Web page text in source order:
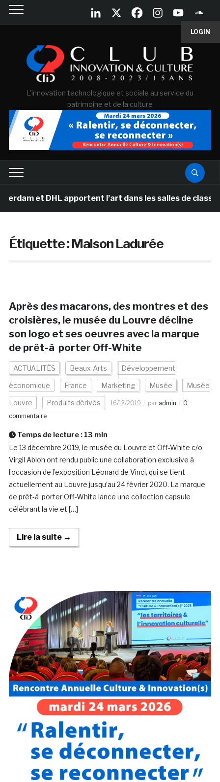
LOGIN
L'innovation technologique et sociale au service du
patrimoine et de la culture
et DHL apportent l’art dans les salles de classe
Étiquette :Maison Ladurée
Après des macarons, des montres et des
croisières, le musée du Louvre décline
son logo et ses oeuvres avec la marque
de prêt-à porter Off-White
ACTUALITÉS Beaux-Arts Développement
économique France Marketing Musée Musée
Louvre Produits dérivés 16/12/2019 par admin
0
commentaire
Temps de lecture : 13 min
Le 13 décembre 2019, le musée du Louvre et Off-White c/o
Virgil Abloh ont rendu public une collaboration exclusive à
l’occasion de l’exposition Léonard de Vinci, qui se tient
actuellement au Louvre jusqu’au 24 février 2020. La marque
de prêt-à porter Off-White lance une collection capsule
célébrant la vie et […]
Lire la suite →